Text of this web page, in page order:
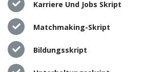
Karriere Und Jobs Skript
Matchmaking-Skript
Bildungsskript